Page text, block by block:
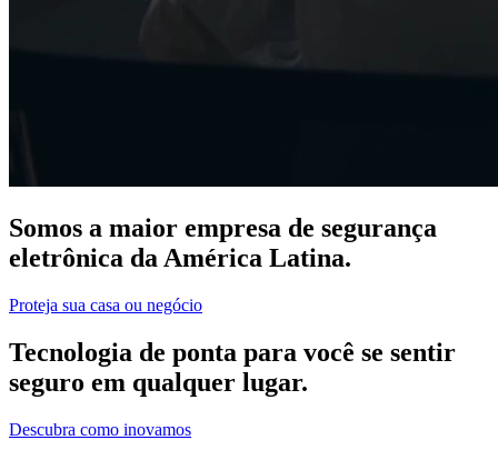
Somos a maior empresa de segurança
eletrônica da América Latina.
Proteja sua casa ou negócio
Tecnologia de ponta para você se sentir
seguro em qualquer lugar.
Descubra como inovamos